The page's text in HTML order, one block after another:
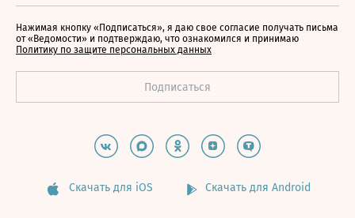
Нажимая кнопку «Подписаться», я даю свое согласие получать письма
от «Ведомости» и подтверждаю, что ознакомился и принимаю
Политику по защите персональных данных
Скачать для iOS Скачать для Android